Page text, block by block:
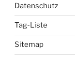
Datenschutz
Tag-Liste
Sitemap